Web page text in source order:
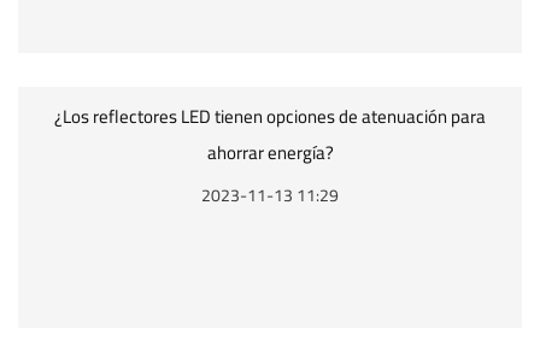
¿Los reflectores LED tienen opciones de atenuación para
ahorrar energía?
2023-11-13 11:29